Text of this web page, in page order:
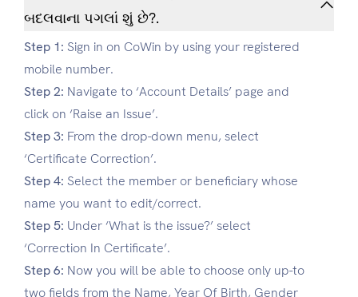
બદલવાના પગલાં શું છે?.
Step 1: Sign in on CoWin by using your registered
mobile number.
Step 2: Navigate to ‘Account Details’ page and
click on ‘Raise an Issue’.
Step 3: From the drop-down menu, select
‘Certificate Correction’.
Step 4: Select the member or beneficiary whose
name you want to edit/correct.
Step 5: Under ‘What is the issue?’ select
‘Correction In Certificate’.
Step 6: Now you will be able to choose only up-to
two fields from the Name, Year Of Birth, Gender